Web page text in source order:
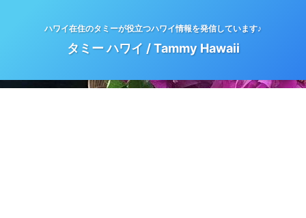
ハワイ在住のタミーが役立つハワイ情報を発信しています♪
タミー ハワイ / Tammy Hawaii